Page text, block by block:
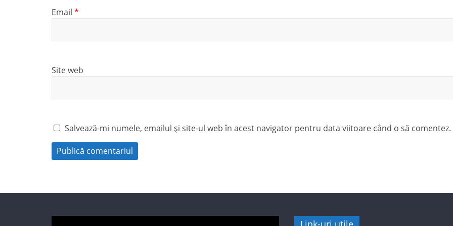
Email *
Site web
Salvează-mi numele, emailul și site-ul web în acest navigator pentru data viitoare când o să comentez.